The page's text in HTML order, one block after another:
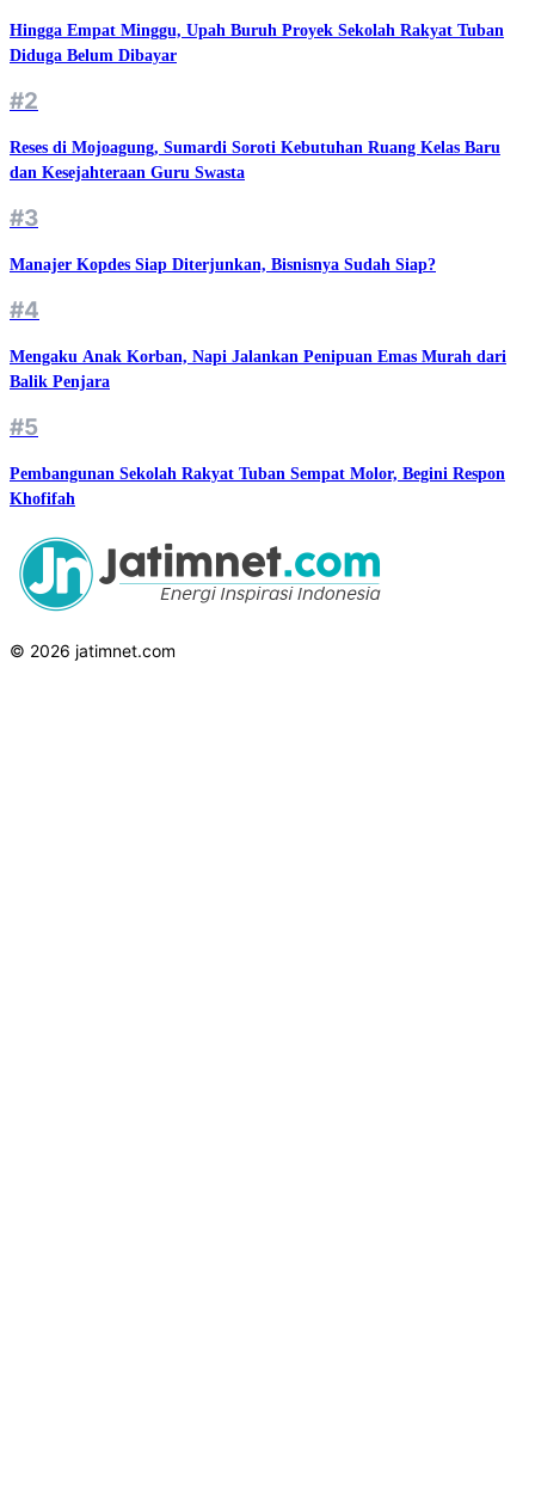
Hingga Empat Minggu, Upah Buruh Proyek Sekolah Rakyat Tuban
Diduga Belum Dibayar
#2
Reses di Mojoagung, Sumardi Soroti Kebutuhan Ruang Kelas Baru
dan Kesejahteraan Guru Swasta
#3
Manajer Kopdes Siap Diterjunkan, Bisnisnya Sudah Siap?
#4
Mengaku Anak Korban, Napi Jalankan Penipuan Emas Murah dari
Balik Penjara
#5
Pembangunan Sekolah Rakyat Tuban Sempat Molor, Begini Respon
Khofifah
© 2026 jatimnet.com